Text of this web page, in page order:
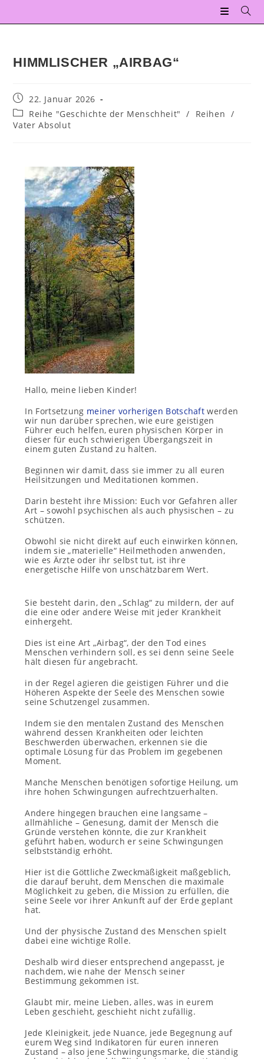
HIMMLISCHER „AIRBAG“
22. Januar 2026
Reihe "Geschichte der Menschheit"
/ Reihen /
Vater Absolut
Hallo, meine lieben Kinder!
In Fortsetzung meiner vorherigen Botschaft werden
wir nun darüber sprechen, wie eure geistigen
Führer euch helfen, euren physischen Körper in
dieser für euch schwierigen Übergangszeit in
einem guten Zustand zu halten.
Beginnen wir damit, dass sie immer zu all euren
Heilsitzungen und Meditationen kommen.
Darin besteht ihre Mission: Euch vor Gefahren aller
Art – sowohl psychischen als auch physischen – zu
schützen.
Obwohl sie nicht direkt auf euch einwirken können,
indem sie „materielle“ Heilmethoden anwenden,
wie es Ärzte oder ihr selbst tut, ist ihre
energetische Hilfe von unschätzbarem Wert.
Sie besteht darin, den „Schlag“ zu mildern, der auf
die eine oder andere Weise mit jeder Krankheit
einhergeht.
Dies ist eine Art „Airbag“, der den Tod eines
Menschen verhindern soll, es sei denn seine Seele
hält diesen für angebracht.
in der Regel agieren die geistigen Führer und die
Höheren Aspekte der Seele des Menschen sowie
seine Schutzengel zusammen.
Indem sie den mentalen Zustand des Menschen
während dessen Krankheiten oder leichten
Beschwerden überwachen, erkennen sie die
optimale Lösung für das Problem im gegebenen
Moment.
Manche Menschen benötigen sofortige Heilung, um
ihre hohen Schwingungen aufrechtzuerhalten.
Andere hingegen brauchen eine langsame –
allmähliche – Genesung, damit der Mensch die
Gründe verstehen könnte, die zur Krankheit
geführt haben, wodurch er seine Schwingungen
selbstständig erhöht.
Hier ist die Göttliche Zweckmäßigkeit maßgeblich,
die darauf beruht, dem Menschen die maximale
Möglichkeit zu geben, die Mission zu erfüllen, die
seine Seele vor ihrer Ankunft auf der Erde geplant
hat.
Und der physische Zustand des Menschen spielt
dabei eine wichtige Rolle.
Deshalb wird dieser entsprechend angepasst, je
nachdem, wie nahe der Mensch seiner
Bestimmung gekommen ist.
Glaubt mir, meine Lieben, alles, was in eurem
Leben geschieht, geschieht nicht zufällig.
Jede Kleinigkeit, jede Nuance, jede Begegnung auf
eurem Weg sind Indikatoren für euren inneren
Zustand – also jene Schwingungsmarke, die ständig